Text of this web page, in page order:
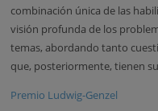
combinación única de las
visión profunda de los
temas, abordando tanto
que, posteriormente, tienen
Premio Ludwig-Genzel